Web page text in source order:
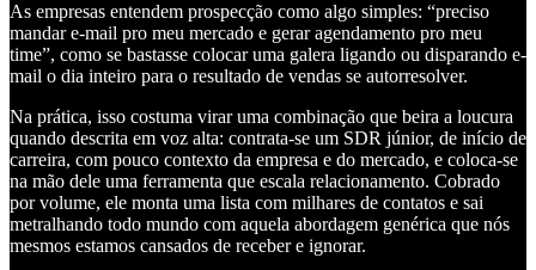
As empresas entendem prospecção como algo simples: “preciso
mandar e-mail pro meu mercado e gerar agendamento pro meu
time”, como se bastasse colocar uma galera ligando ou disparando e-
mail o dia inteiro para o resultado de vendas se autorresolver.
Na prática, isso costuma virar uma combinação que beira a loucura
quando descrita em voz alta: contrata-se um SDR júnior, de início de
carreira, com pouco contexto da empresa e do mercado, e coloca-se
na mão dele uma ferramenta que escala relacionamento. Cobrado
por volume, ele monta uma lista com milhares de contatos e sai
metralhando todo mundo com aquela abordagem genérica que nós
mesmos estamos cansados de receber e ignorar.